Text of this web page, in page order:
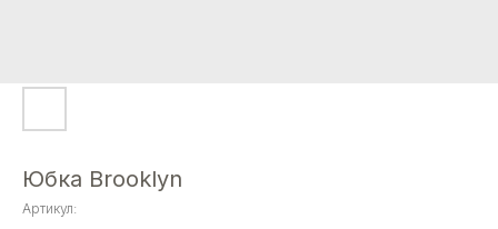
Юбка Brooklyn
Артикул: